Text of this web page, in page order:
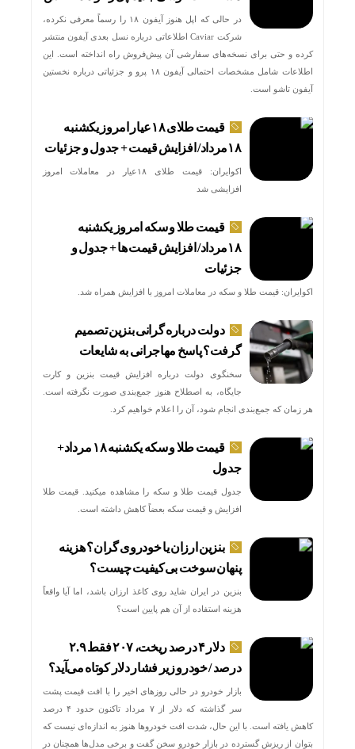
در حالی که اپل هنوز آیفون ۱۸ را رسماً معرفی نکرده،
شرکت Caviar اطلاعاتی درباره نسل بعدی آیفون منتشر
کرده و حتی برای نسخه‌های سفارشی آن پیش‌فروش راه انداخته است. این
اطلاعات شامل مشخصات احتمالی آیفون ۱۸ پرو و جزئیاتی درباره نخستین
آیفون تاشو است.
قیمت طلای ۱۸عیار امروز یکشنبه
۱۸مرداد/ افزایش قیمت + جدول و جزئیات
اکوایران: قیمت طلای ۱۸عیار در معاملات امروز
افزایشی شد
قیمت طلا و سکه امروز یکشنبه
۱۸مرداد/ افزایش قیمت ها + جدول و
جزئیات
اکوایران: قیمت طلا و سکه در معاملات امروز با افزایش همراه شد.
دولت درباره گرانی بنزین تصمیم
گرفت؟ پاسخ مهاجرانی به شایعات
سخنگوی دولت درباره افزایش قیمت بنزین و کارت
جایگاه، به اصطلاح هنوز جمع‌بندی صورت نگرفته است.
هر زمان که جمع‌بندی انجام شود، آن را اعلام خواهیم کرد.
قیمت طلا و سکه یکشنبه ۱۸ مرداد+
جدول
جدول قیمت طلا و سکه را مشاهده میکنید. قیمت‌ طلا
افزایش و قیمت سکه بعضاً کاهش داشته است.
بنزین ارزان یا خودروی گران؟ هزینه
پنهان سوخت بی‌کیفیت چیست؟
بنزین در ایران شاید روی کاغذ ارزان باشد، اما آیا واقعاً
هزینه استفاده از آن هم پایین است؟
دلار ۴ درصد ریخت، ۲۰۷ فقط ۲.۹
درصد / خودرو زیر فشار دلار کوتاه می‌آید؟
بازار خودرو در حالی روزهای اخیر را با افت قیمت پشت
سر گذاشته که دلار از ۷ مرداد تاکنون حدود ۴ درصد
کاهش یافته است. با این حال، شدت افت خودروها هنوز به اندازه‌ای نیست که
بتوان از ریزش گسترده در بازار خودرو سخن گفت و برخی مدل‌ها همچنان در